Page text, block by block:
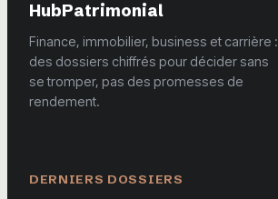
HubPatrimonial
Finance, immobilier, business et carrière :
des dossiers chiffrés pour décider sans
se tromper, pas des promesses de
rendement.
DERNIERS DOSSIERS